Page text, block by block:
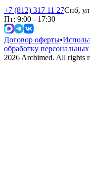
+7 (812) 317 11 27Спб,
Пт: 9:00 - 17:30
Договор оферты•
обработку
2026Archimed. All rights